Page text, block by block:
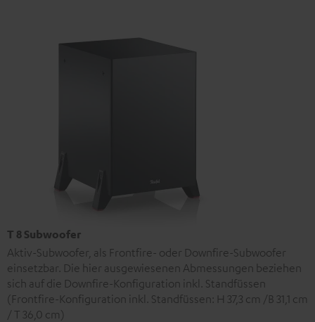
T 8 Subwoofer
Aktiv-Subwoofer, als Frontfire- oder Downfire-Subwoofer
einsetzbar. Die hier ausgewiesenen Abmessungen beziehen
sich auf die Downfire-Konfiguration inkl. Standfüssen
(Frontfire-Konfiguration inkl. Standfüssen: H 37,3 cm /B 31,1 cm
/ T 36,0 cm)